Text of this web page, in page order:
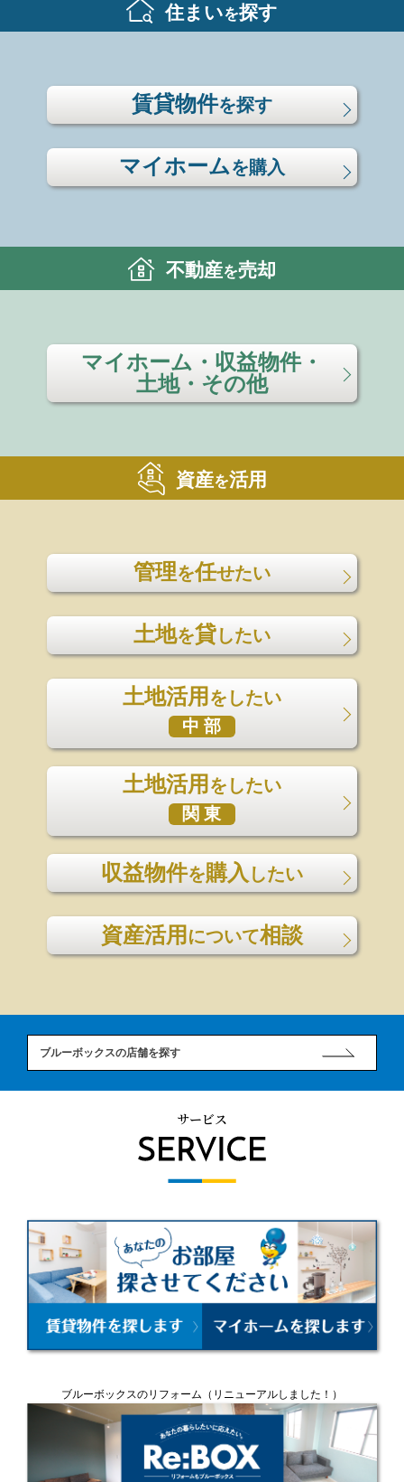
住まいを探す
賃貸物件を探す
マイホームを購入
不動産を売却
マイホーム・収益物件・
土地・その他
資産を活用
管理を任せたい
土地を貸したい
土地活用 をしたい
中 部
土地活用 をしたい
関 東
収益物件を購入 したい
資産活用 について相談
ブルーボックスの店舗を探す
サービス
ブルーボックスのリフォーム （リニューアルしました！）